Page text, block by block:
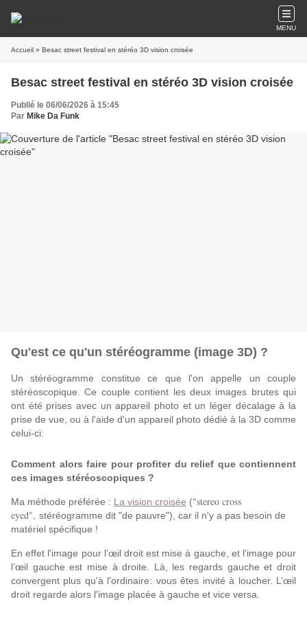
MENU
Accueil » Besac street festival en stéréo 3D vision croisée
Besac street festival en stéréo 3D vision croisée
Publié le 06/06/2026 à 15:45
Par Mike Da Funk
Qu'est ce qu'un stéréogramme (image 3D) ?
Un stéréogramme constitue ce que l'on appelle un couple
stéréoscopique. Ce couple contient les deux images brutes qui
ont été prises avec un appareil photo et un léger décalage à la
prise de vue, ou à l'aide d'un appareil photo dédié à la 3D comme
celui-ci:
Comment alors faire pour profiter du relief que contiennent
ces images stéréoscopiques ?
Ma méthode préférée : La vision croisée ("stereo cross
eyed", stéréogramme dit "de pauvre"), car il n'y a pas besoin de
matériel spécifique !
En effet l'image pour l’œil droit est mise à gauche, et l'image pour
l’œil gauche est mise à droite. Là, les regards gauche et droit
convergent plus qu'à l'ordinaire: vous êtes invité à loucher. L’œil
droit regarde alors l'image placée à gauche et vice versa.